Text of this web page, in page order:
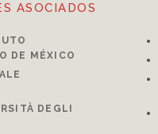
ASOCIADOS
DE MÉXICO
DEGLI